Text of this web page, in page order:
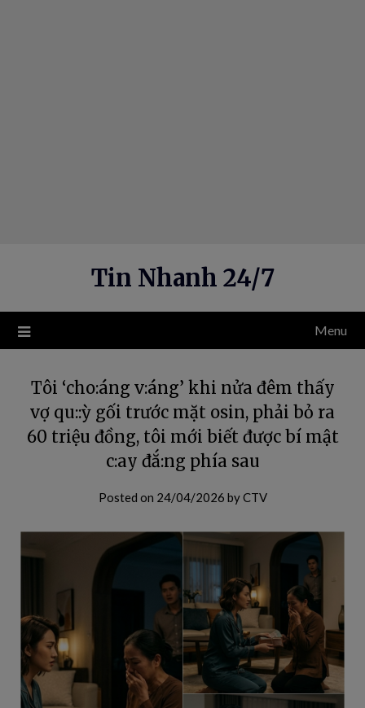
Tin Nhanh 24/7
Menu
Tôi ‘cho:áng v:áng’ khi nửa đêm thấy
vợ qu::ỳ gối trước mặt osin, phải bỏ ra
60 triệu đồng, tôi mới biết được bí mật
c:ay đắ:ng phía sau
Posted on 24/04/2026 byCTV